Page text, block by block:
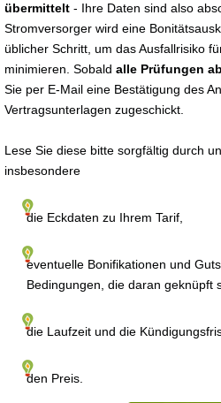
übermittelt - Ihre Daten sind also
Stromversorger wird eine
üblicher Schritt, um das Ausfallrisiko
minimieren. Sobald alle Prüfungen
Sie per E-Mail eine Bestätigung des
Vertragsunterlagen zugeschickt.
Lese Sie diese bitte sorgfältig durch
insbesondere
die Eckdaten zu Ihrem Tarif,
eventuelle Bonifikationen und
Bedingungen, die daran geknüpft
die Laufzeit und die
den Preis.